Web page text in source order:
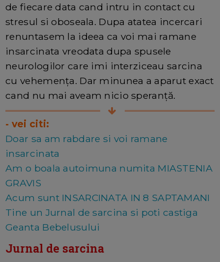
de fiecare data cand intru in contact cu
stresul si oboseala. Dupa atatea incercari
renuntasem la ideea ca voi mai ramane
insarcinata vreodata dupa spusele
neurologilor care imi interziceau sarcina
cu vehemența. Dar minunea a aparut exact
cand nu mai aveam nicio speranță.
- vei citi:
Doar sa am rabdare si voi ramane
insarcinata
Am o boala autoimuna numita MIASTENIA
GRAVIS
Acum sunt INSARCINATA IN 8 SAPTAMANI
Tine un Jurnal de sarcina si poti castiga
Geanta Bebelusului
Jurnal de sarcina